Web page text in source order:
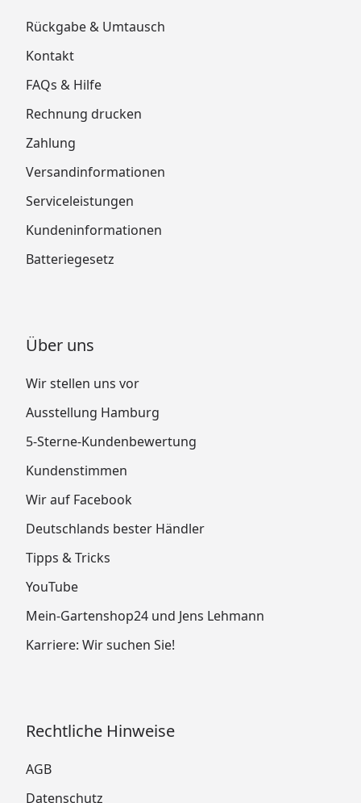
Rückgabe & Umtausch
Kontakt
FAQs & Hilfe
Rechnung drucken
Zahlung
Versandinformationen
Serviceleistungen
Kundeninformationen
Batteriegesetz
Über uns
Wir stellen uns vor
Ausstellung Hamburg
5-Sterne-Kundenbewertung
Kundenstimmen
Wir auf Facebook
Deutschlands bester Händler
Tipps & Tricks
YouTube
Mein-Gartenshop24 und Jens Lehmann
Karriere: Wir suchen Sie!
Rechtliche Hinweise
AGB
Datenschutz